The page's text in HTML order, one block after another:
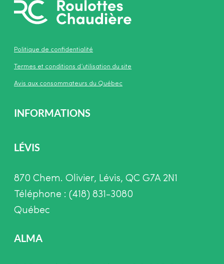
Politique de confidentialité
Termes et conditions d’utilisation du site
Avis aux consommateurs du Québec
INFORMATIONS
LÉVIS
870 Chem. Olivier, Lévis, QC G7A 2N1
Téléphone : (418) 831-3080
Québec
ALMA